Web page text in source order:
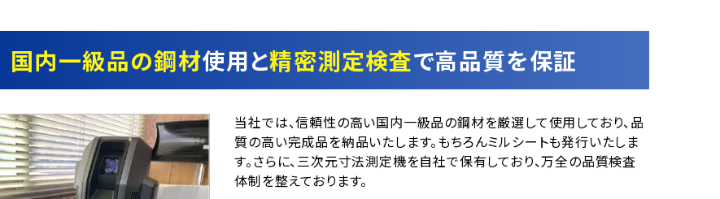
国内一級品の鋼材使用と精密測定検査で高品質を保証
当社では、信頼性の高い国内一級品の鋼材を厳選して使用しており、品
質の高い完成品を納品いたします。もちろんミルシートも発行いたしま
す。さらに、三次元寸法測定機を自社で保有しており、万全の品質検査
体制を整えております。